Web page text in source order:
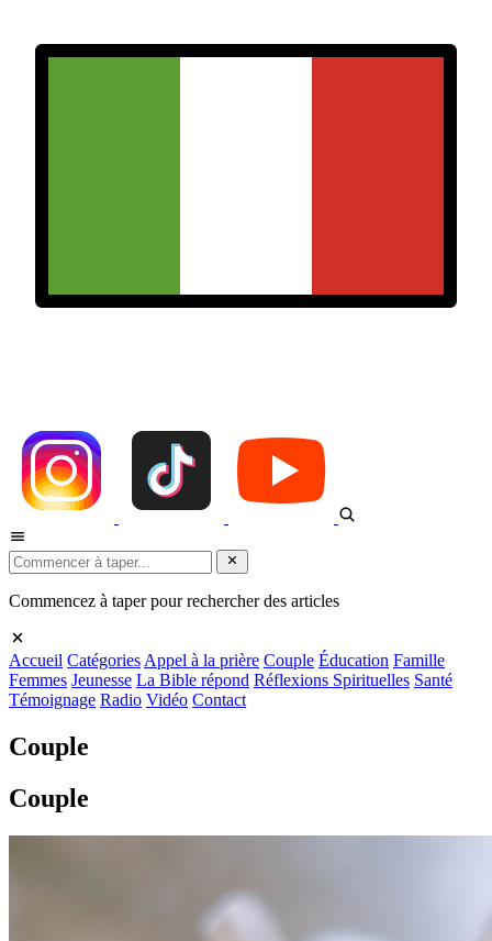
Commencez à taper pour rechercher des articles
Accueil Catégories Appel à la prière Couple Éducation Famille
Femmes Jeunesse La Bible répond Réflexions Spirituelles Santé
Témoignage Radio Vidéo Contact
Couple
Couple